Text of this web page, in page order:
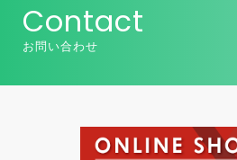
Contact
お問い合わせ